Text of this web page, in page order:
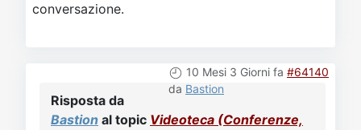
conversazione.
10 Mesi 3 Giorni fa #64140
da Bastion
Risposta da
Bastion al topic Videoteca (Conferenze,